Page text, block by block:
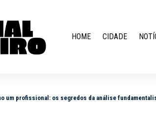
HOME CIDADE
um profissional: os segredos da análise